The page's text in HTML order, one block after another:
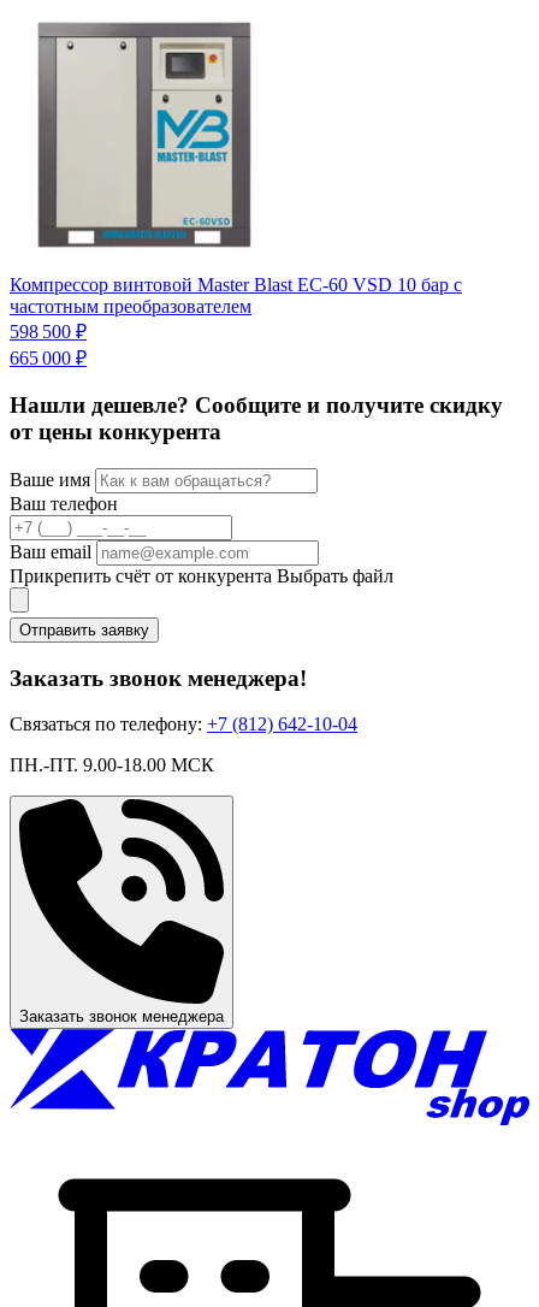
Компрессор винтовой Master Blast EC-60 VSD 10 бар с
частотным преобразователем
598 500 ₽
665 000 ₽
Нашли дешевле? Сообщите и получите скидку
от цены конкурента
Ваше имя
Ваш телефон
Ваш email
Прикрепить счёт от конкурента Выбрать файл
Отправить заявку
Заказать звонок менеджера!
Связаться по телефону: +7 (812) 642-10-04
ПН.-ПТ. 9.00-18.00 МСК
Заказать звонок менеджера